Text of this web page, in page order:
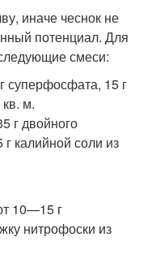
иначе чеснок не
потенциал. Для
смеси:
суперфосфата, 15 г
м.
г двойного
калийной соли из
10—15 г
нитрофоски из